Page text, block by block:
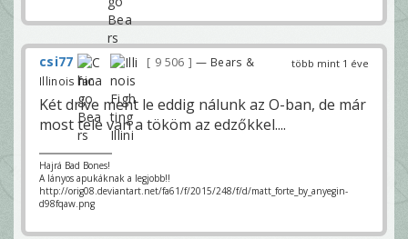
több mint 1 éve
csi77 9 506
— Bears &
Illinois fan
Két drive ment le eddig nálunk az O-ban, de már
most tele van a tököm az edzőkkel....
Hajrá Bad Bones!
A lányos apukáknak a legjobb!!
http://orig08.deviantart.net/fa61/f/2015/248/f/d/matt_forte_by_anyegin-
d98fqaw.png